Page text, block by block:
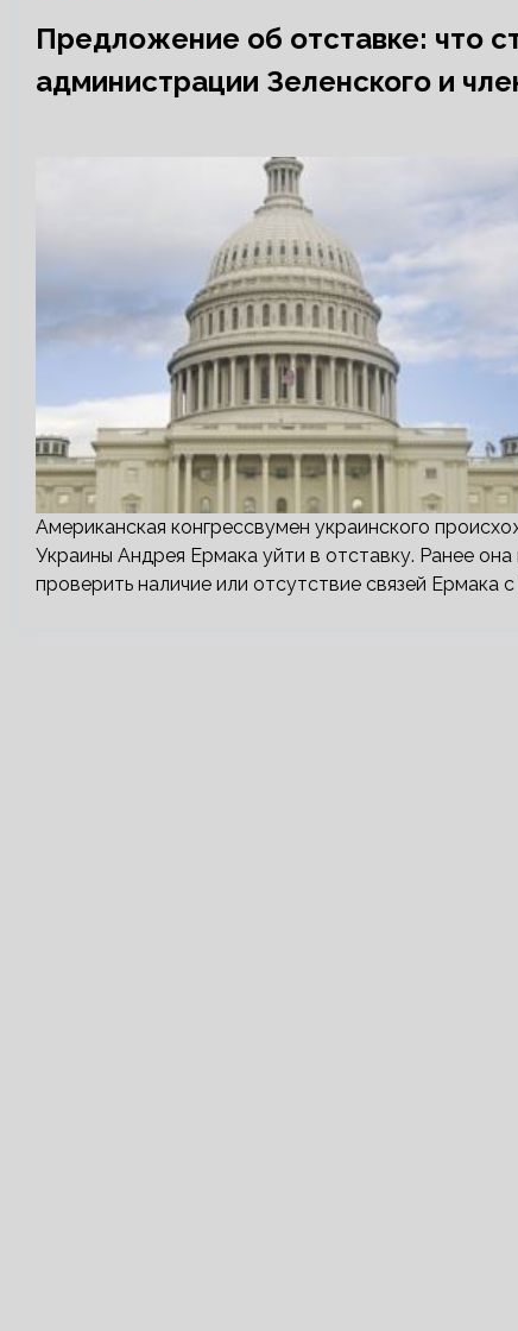
Предложение об отставке: что
администрации Зеленского и
Американская конгрессвумен украинского
Украины Андрея Ермака уйти в отставку. Ранее
проверить наличие или отсутствие связей